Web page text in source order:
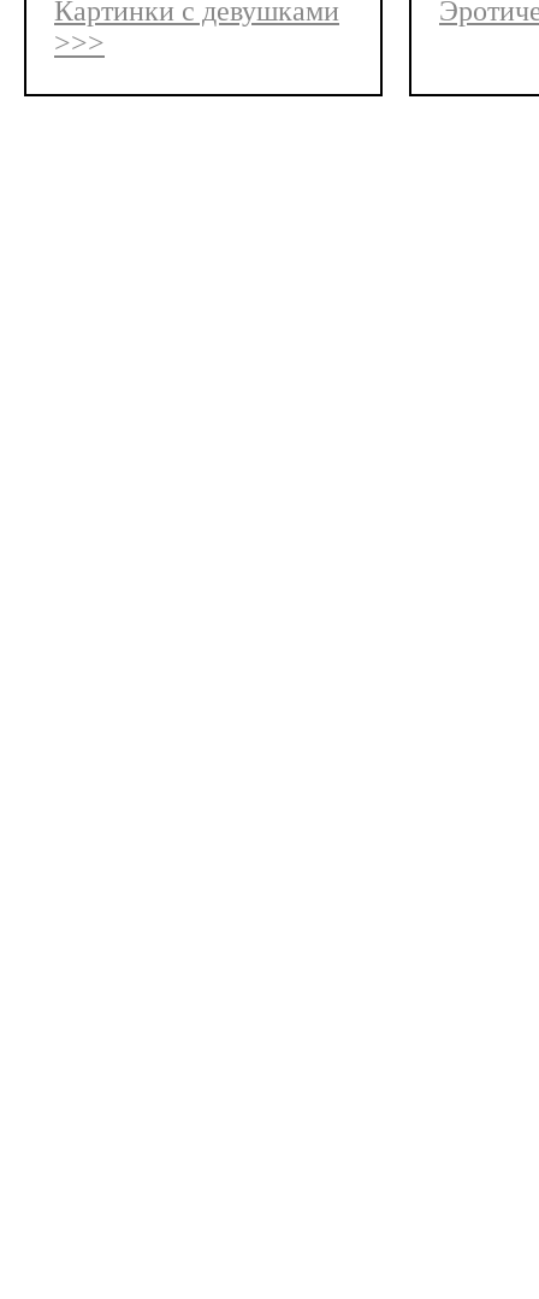
Картинки с девушками
>>>